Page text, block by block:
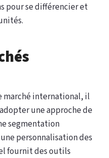
pour se différencier et
marché international, il
une approche de
segmentation
personnalisation des
fournit des outils